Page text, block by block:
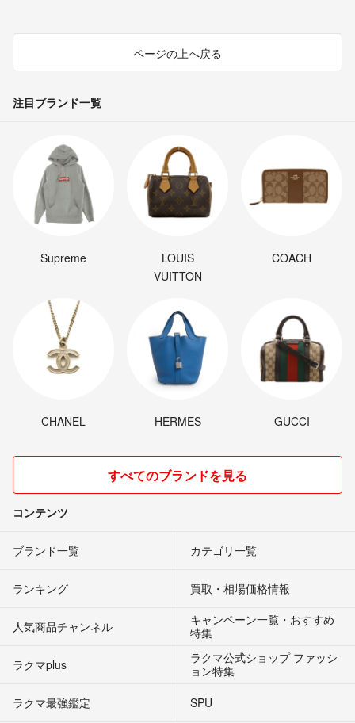
ページの上へ戻る
注目ブランド一覧
Supreme
LOUIS
VUITTON
COACH
CHANEL HERMES GUCCI
すべてのブランドを見る
コンテンツ
ブランド一覧 カテゴリ一覧
ランキング 買取・相場価格情報
人気商品チャンネル
キャンペーン一覧・おすすめ
特集
ラクマplus
ラクマ公式ショップ ファッシ
ョン特集
ラクマ最強鑑定
SPU